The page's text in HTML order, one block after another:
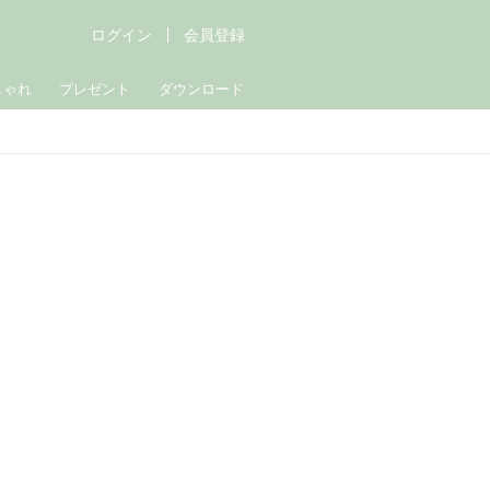
ゃれ プレゼント ダウンロード
ログイン 会員登録